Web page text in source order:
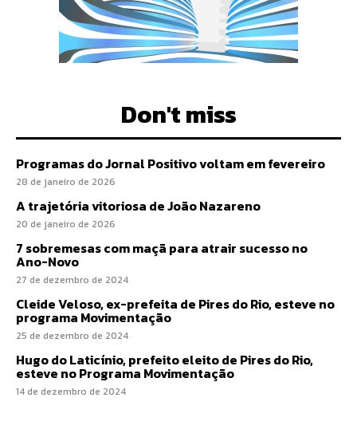
Don't miss
Programas do Jornal Positivo voltam em fevereiro
28 de janeiro de 2026
A trajetória vitoriosa de João Nazareno
20 de janeiro de 2026
7 sobremesas com maçã para atrair sucesso no
Ano-Novo
27 de dezembro de 2024
Cleide Veloso, ex-prefeita de Pires do Rio, esteve no
programa Movimentação
25 de dezembro de 2024
Hugo do Laticínio, prefeito eleito de Pires do Rio,
esteve no Programa Movimentação
14 de dezembro de 2024